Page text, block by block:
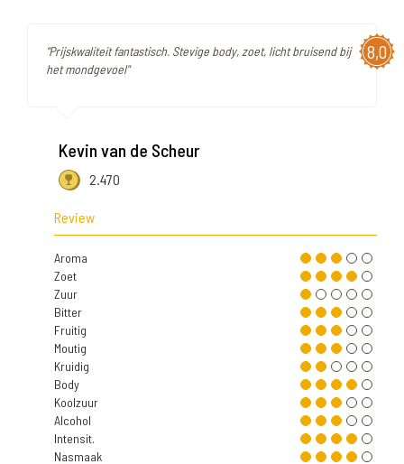
8,0
"Prijskwaliteit fantastisch. Stevige body, zoet, licht bruisend bij
het mondgevoel"
Kevin van de Scheur
2.470
Review
Aroma
Zoet
Zuur
Bitter
Fruitig
Moutig
Kruidig
Body
Koolzuur
Alcohol
Intensit.
Nasmaak